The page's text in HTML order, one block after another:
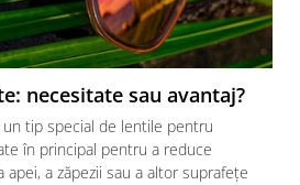
necesitate sau avantaj?
tip special de lentile pentru
în principal pentru a reduce
a zăpezii sau a altor suprafețe